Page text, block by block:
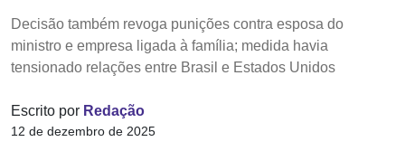
Decisão também revoga punições contra esposa do
ministro e empresa ligada à família; medida havia
tensionado relações entre Brasil e Estados Unidos
Escrito por Redação
12 de dezembro de 2025